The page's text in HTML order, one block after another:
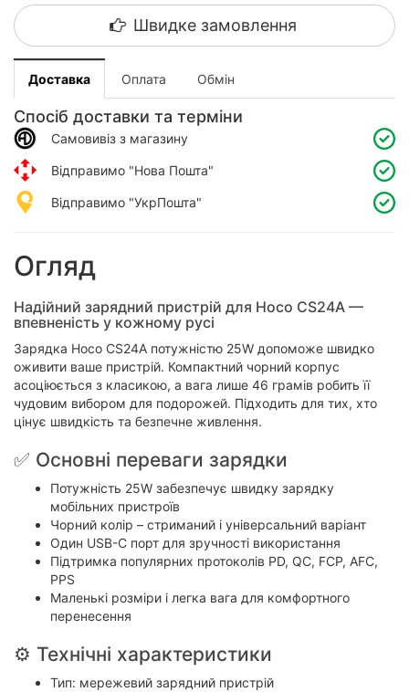
Швидке замовлення
Доставка Оплата Обмін
Спосіб доставки та терміни
Самовивіз з магазину
Відправимо "Нова Пошта"
Відправимо "УкрПошта"
Огляд
Надійний зарядний пристрій для Hoco CS24A —
впевненість у кожному русі
Зарядка Hoco CS24A потужністю 25W допоможе швидко
оживити ваше пристрій. Компактний чорний корпус
асоціюється з класикою, а вага лише 46 грамів робить її
чудовим вибором для подорожей. Підходить для тих, хто
цінує швидкість та безпечне живлення.
✅ Основні переваги зарядки
Потужність 25W забезпечує швидку зарядку
мобільних пристроїв
Чорний колір – стриманий і універсальний варіант
Один USB-C порт для зручності використання
Підтримка популярних протоколів PD, QC, FCP, AFC,
PPS
Маленькі розміри і легка вага для комфортного
перенесення
⚙ Технічні характеристики
Тип: мережевий зарядний пристрій